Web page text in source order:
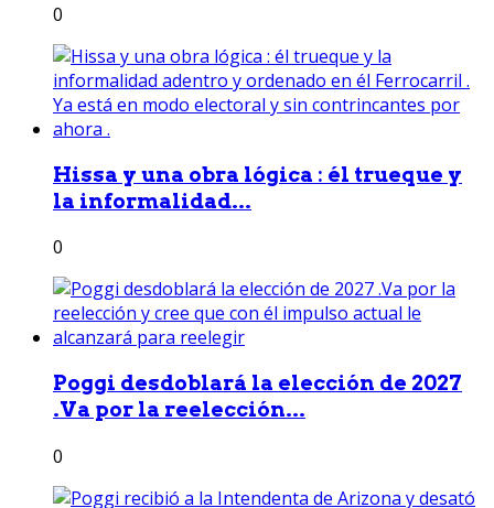
0
Hissa y una obra lógica : él trueque y
la informalidad...
0
Poggi desdoblará la elección de 2027
.Va por la reelección...
0